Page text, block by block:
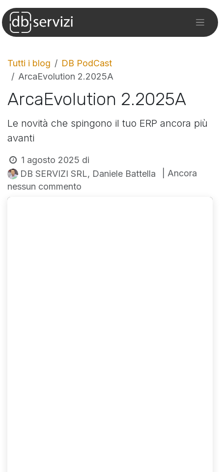
Tutti i blog
DB PodCast
ArcaEvolution 2.2025A
ArcaEvolution 2.2025A
Le novità che spingono il tuo ERP ancora più
avanti
1 agosto 2025 di
DB SERVIZI SRL, Daniele Battella
| Ancora
nessun commento